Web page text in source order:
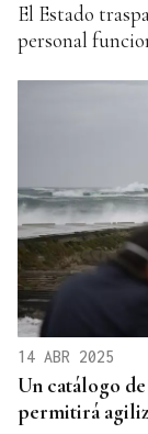
El Estado
personal
14 ABR 2025
Un catálogo
permitirá